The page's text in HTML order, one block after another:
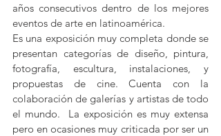
años consecutivos dentro de los mejores
eventos de arte en latinoamérica.
Es una exposición muy completa donde se
presentan categorías de diseño, pintura,
fotografía, escultura, instalaciones, y
propuestas de cine. Cuenta con la
colaboración de galerías y artistas de todo
el mundo.  La exposición es muy extensa
pero en ocasiones muy criticada por ser un